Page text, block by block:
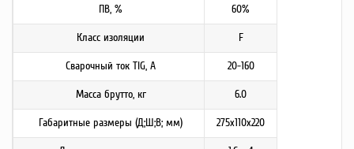
ПВ, % 60%
Класс изоляции F
Сварочный ток TIG, А 20-160
Масса брутто, кг 6.0
Габаритные размеры (Д;Ш;В; мм) 275x110x220